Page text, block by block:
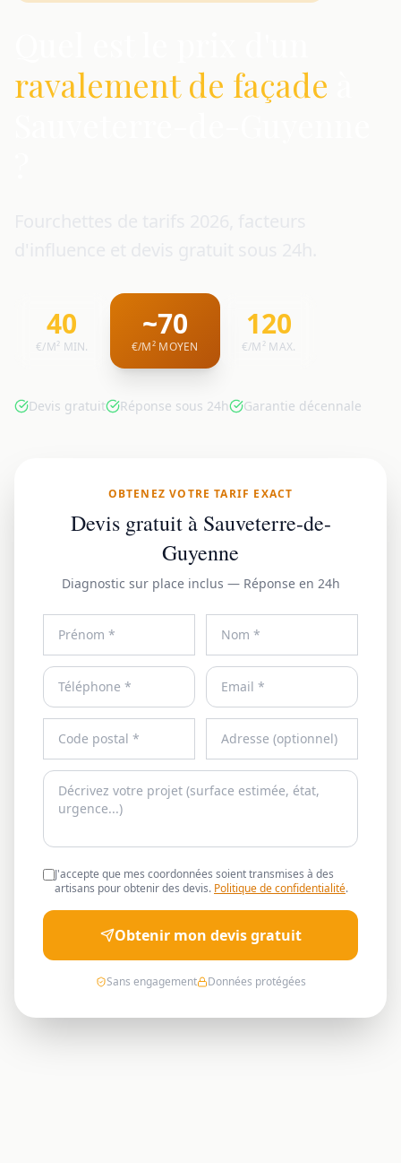
ravalement de façade
40
€/M² MIN.
~70
€/M² MOYEN
120
€/M² MAX.
Devis gratuit Réponse sous 24h Garantie décennale
OBTENEZ VOTRE TARIF EXACT
Devis gratuit à Sauveterre-de-
Guyenne
Diagnostic sur place inclus — Réponse en 24h
J'accepte que mes coordonnées soient transmises à des
artisans pour obtenir des devis. Politique de confidentialité.
Obtenir mon devis gratuit
Sans engagement Données protégées